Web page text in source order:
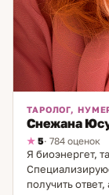
ТАРОЛОГ,
Снежана
5· 784 оценок
Я биоэнергет,
получить